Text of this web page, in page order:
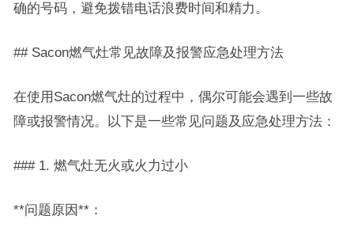
确的号码，避免拨错电话浪费时间和精力。
## Sacon燃气灶常见故障及报警应急处理方法
在使用Sacon燃气灶的过程中，偶尔可能会遇到一些故
障或报警情况。以下是一些常见问题及应急处理方法：
### 1. 燃气灶无火或火力过小
**问题原因**：